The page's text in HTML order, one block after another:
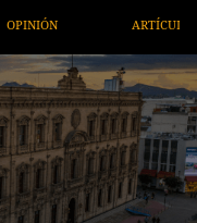
ARTÍCULOS